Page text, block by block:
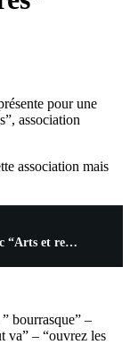
pour une
association
association mais
Soirée théâtre à Saint-Urbain avec “Arts et rencontres”
bourrasque” –
va” – “ouvrez les